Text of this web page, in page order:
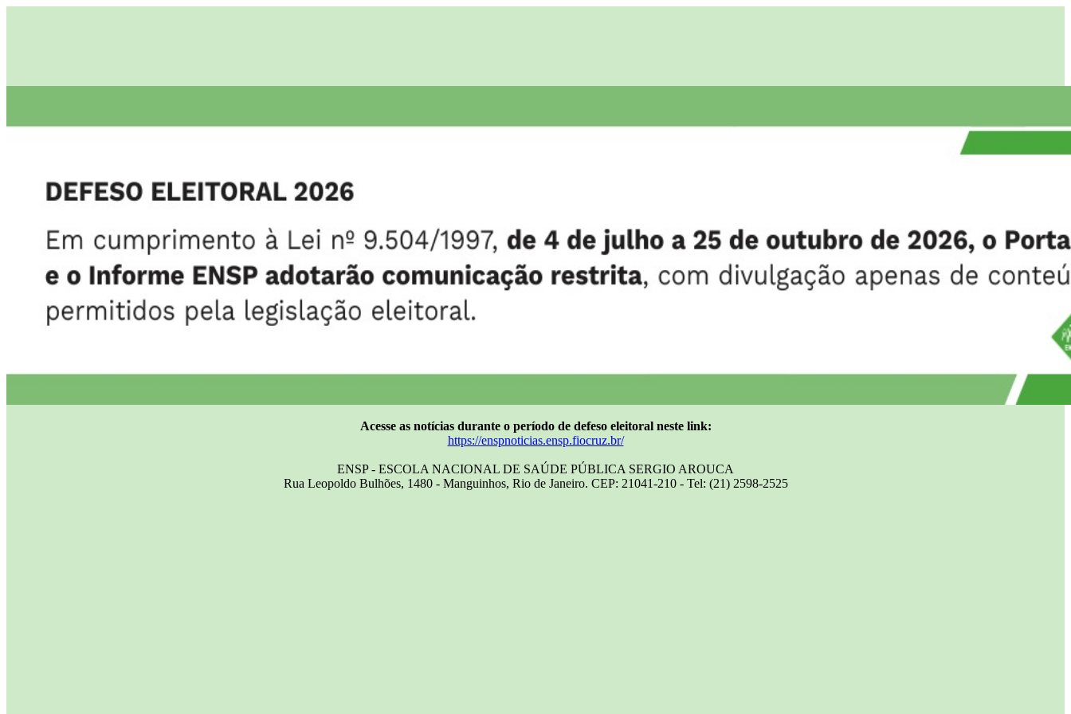
Acesse as notícias durante o período de defeso eleitoral neste link:
https://enspnoticias.ensp.fiocruz.br/
ENSP - ESCOLA NACIONAL DE SAÚDE PÚBLICA SERGIO AROUCA
Rua Leopoldo Bulhões, 1480 - Manguinhos, Rio de Janeiro. CEP: 21041-210 - Tel: (21) 2598-2525